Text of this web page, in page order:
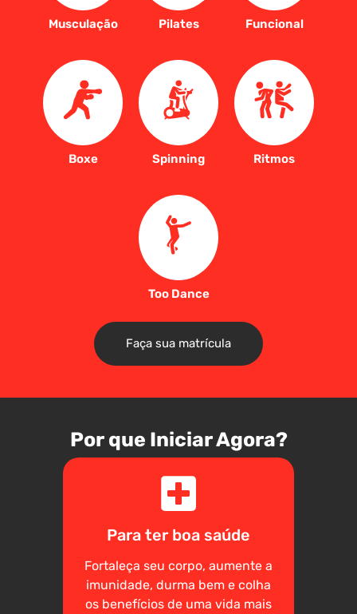
Musculação Pilates Funcional
Boxe Spinning Ritmos
Too Dance
Faça sua matrícula
Por que Iniciar Agora?
Para ter boa saúde
Fortaleça seu corpo, aumente a
imunidade, durma bem e colha
os benefícios de uma vida mais